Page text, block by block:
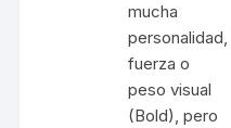
mucha
personalidad,
fuerza o
peso visual
(Bold), pero